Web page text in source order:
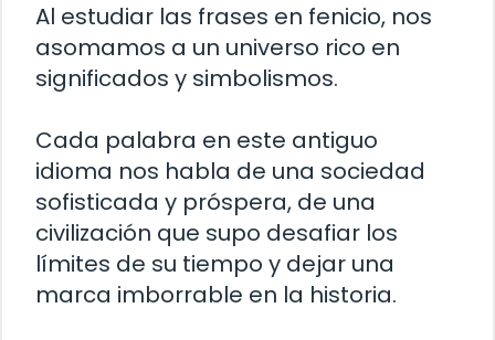
Al estudiar las frases en fenicio, nos
asomamos a un universo rico en
significados y simbolismos.
Cada palabra en este antiguo
idioma nos habla de una sociedad
sofisticada y próspera, de una
civilización que supo desafiar los
límites de su tiempo y dejar una
marca imborrable en la historia.